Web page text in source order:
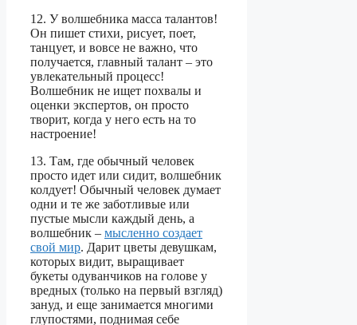
12. У волшебника масса талантов!
Он пишет стихи, рисует, поет,
танцует, и вовсе не важно, что
получается, главный талант – это
увлекательный процесс!
Волшебник не ищет похвалы и
оценки экспертов, он просто
творит, когда у него есть на то
настроение!
13. Там, где обычный человек
просто идет или сидит, волшебник
колдует! Обычный человек думает
одни и те же заботливые или
пустые мысли каждый день, а
волшебник – мысленно создает
свой мир. Дарит цветы девушкам,
которых видит, выращивает
букеты одуванчиков на голове у
вредных (только на первый взгляд)
зануд, и еще занимается многими
глупостями, поднимая себе